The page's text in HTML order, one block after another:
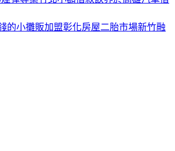
的小攤販加盟彰化房屋二胎市場新竹融